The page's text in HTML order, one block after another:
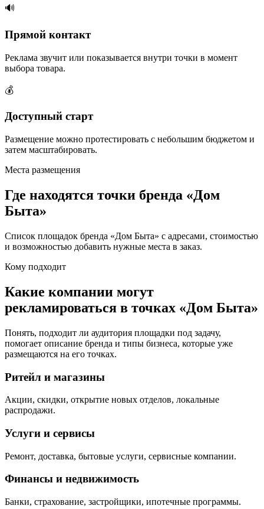
🔊
Прямой контакт
Реклама звучит или показывается внутри точки в момент
выбора товара.
💰
Доступный старт
Размещение можно протестировать с небольшим бюджетом и
затем масштабировать.
Места размещения
Где находятся точки бренда «Дом
Быта»
Список площадок бренда «Дом Быта» с адресами, стоимостью
и возможностью добавить нужные места в заказ.
Кому подходит
Какие компании могут
рекламироваться в точках «Дом Быта»
Понять, подходит ли аудитория площадки под задачу,
помогает описание бренда и типы бизнеса, которые уже
размещаются на его точках.
Ритейл и магазины
Акции, скидки, открытие новых отделов, локальные
распродажи.
Услуги и сервисы
Ремонт, доставка, бытовые услуги, сервисные компании.
Финансы и недвижимость
Банки, страхование, застройщики, ипотечные программы.